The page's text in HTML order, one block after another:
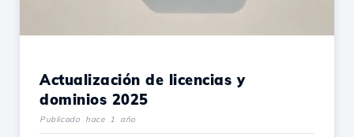
Actualización de licencias y
dominios 2025
Publicado hace 1 año